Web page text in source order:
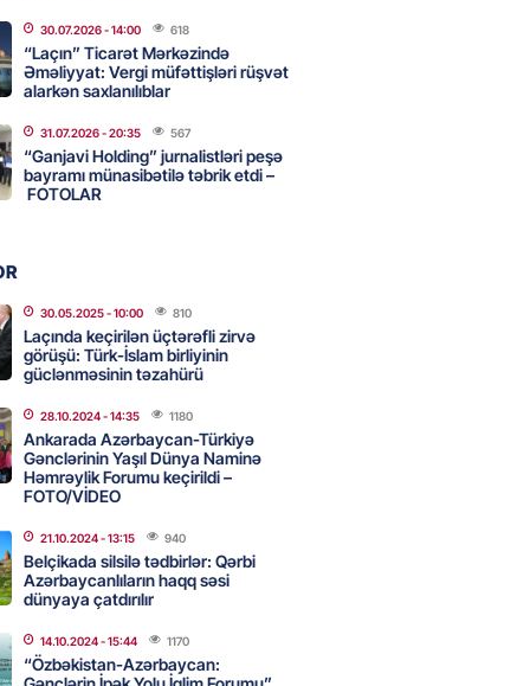
İDDİA: Şimali Koreya
120 ballistik raket yerləşdirib
- 15:15 90
musiqi terapevti
unudulmaz sənət gecəsinə
Azərbaycan ərazisini
qarşı istifadəyə imkan
- 14:45
mənzil almaq istəyənlər
imkanları var?
- 14:30 84
ofisi Pezeşkianın istefası
30.07.2026- 14:00 618
“Laçın” Ticarət Mərkəzində
Əməliyyat: Vergi müfəttişləri rüşvət
alarkən saxlanılıblar
31.07.2026- 20:35 567
“Ganjavi Holding” jurnalistləri peşə
bayramı münasibətilə təbrik etdi –
FOTOLAR
30.05.2025- 10:00 810
Laçında keçirilən üçtərəfli zirvə
görüşü: Türk-İslam birliyinin
güclənməsinin təzahürü
28.10.2024- 14:35 1180
Ankarada Azərbaycan-Türkiyə
Gənclərinin Yaşıl Dünya Naminə
Həmrəylik Forumu keçirildi –
FOTO/VİDEO
21.10.2024- 13:15 940
Belçikada silsilə tədbirlər: Qərbi
Azərbaycanlıların haqq səsi
dünyaya çatdırılır
14.10.2024- 15:44 1170
“Özbəkistan-Azərbaycan: